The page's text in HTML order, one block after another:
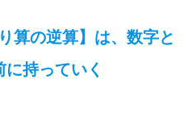
算の逆算】は、数字と
持っていく